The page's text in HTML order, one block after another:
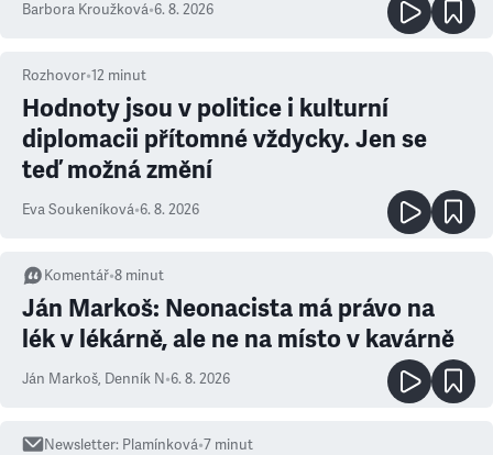
Barbora Kroužková•6. 8. 2026
Rozhovor•12 minut
Hodnoty jsou v politice i kulturní
diplomacii přítomné vždycky. Jen se
teď možná změní
Eva Soukeníková•6. 8. 2026
Komentář•8 minut
Ján Markoš: Neonacista má právo na
lék v lékárně, ale ne na místo v kavárně
Ján Markoš, Denník N•6. 8. 2026
Newsletter: Plamínková•7 minut